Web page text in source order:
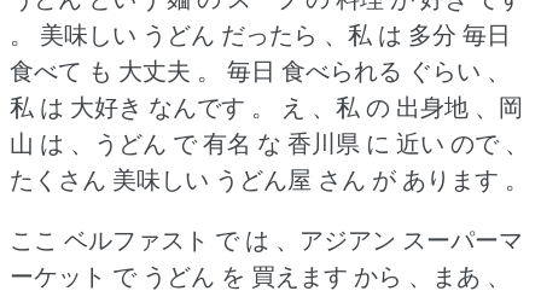
。
美味しい うどん だったら 、私 は 多分 毎日
食べて も 大丈夫 。
毎日 食べられる ぐらい 、
私 は 大好き なんです 。
え 、私 の 出身地 、岡
山 は 、うどん で 有名 な 香川県 に 近い ので 、
たくさん 美味しい うどん屋 さん が あります 。
ここ ベルファスト で は 、アジアン スーパーマ
ーケット で うどん を 買えます から 、まあ 、